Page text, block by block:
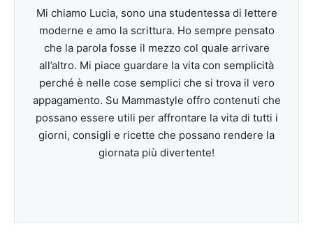
Mi chiamo Lucia, sono una studentessa di lettere
moderne e amo la scrittura. Ho sempre pensato
che la parola fosse il mezzo col quale arrivare
all’altro. Mi piace guardare la vita con semplicità
perché è nelle cose semplici che si trova il vero
appagamento. Su Mammastyle offro contenuti che
possano essere utili per affrontare la vita di tutti i
giorni, consigli e ricette che possano rendere la
giornata più divertente!